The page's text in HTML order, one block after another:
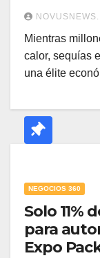
Mientras
calor, sequías
una élite
NEGOCIOS 360
Solo 11%
para
Expo